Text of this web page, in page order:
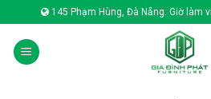
to
content
145 Phạm Hùng, Đà Nẵng. Giờ làm